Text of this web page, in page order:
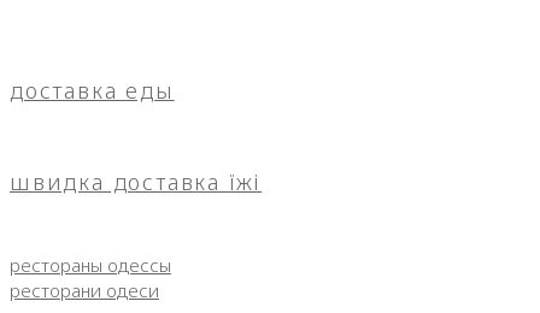
доставка еды
швидка доставка їжі
рестораны одессы
ресторани одеси